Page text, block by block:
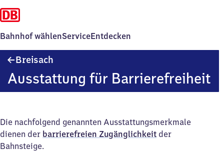
Bahnhof wählenServiceEntdecken
Breisach
Ausstattung für Barrierefreiheit
Die nachfolgend genannten Ausstattungsmerkmale
dienen der barrierefreien Zugänglichkeit der
Bahnsteige.